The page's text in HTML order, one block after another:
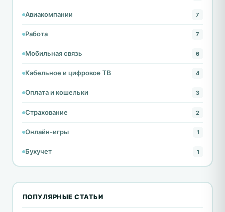
Авиакомпании 7
Работа 7
Мобильная связь 6
Кабельное и цифровое ТВ 4
Оплата и кошельки 3
Страхование 2
Онлайн-игры 1
Бухучет 1
ПОПУЛЯРНЫЕ СТАТЬИ